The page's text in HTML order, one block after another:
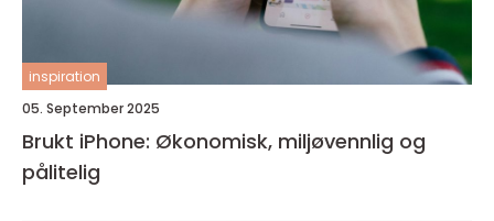
inspiration
05. September 2025
Brukt iPhone: Økonomisk, miljøvennlig og
pålitelig